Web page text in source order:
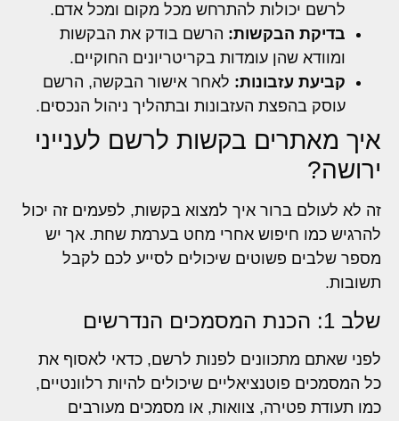
לרשם יכולות להתרחש מכל מקום ומכל אדם.
בדיקת הבקשות: הרשם בודק את הבקשות
ומוודא שהן עומדות בקריטריונים החוקיים.
קביעת עזבונות: לאחר אישור הבקשה, הרשם
עוסק בהפצת העזבונות ובתהליך ניהול הנכסים.
איך מאתרים בקשות לרשם לענייני
ירושה?
זה לא לעולם ברור איך למצוא בקשות, לפעמים זה יכול
להרגיש כמו חיפוש אחרי מחט בערמת שחת. אך יש
מספר שלבים פשוטים שיכולים לסייע לכם לקבל
תשובות.
שלב 1: הכנת המסמכים הנדרשים
לפני שאתם מתכוונים לפנות לרשם, כדאי לאסוף את
כל המסמכים פוטנציאליים שיכולים להיות רלוונטיים,
כמו תעודת פטירה, צוואות, או מסמכים מעורבים